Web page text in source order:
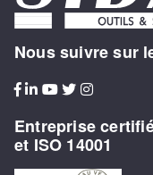
Nous suivre sur
Entreprise
et ISO 14001